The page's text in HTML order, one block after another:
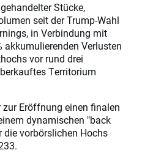
Stücke,
seit der Trump-Wahl
in Verbindung mit
Verlusten
vor rund drei
Territorium
Eröffnung einen finalen
dynamischen "back
die vorbörslichen Hochs